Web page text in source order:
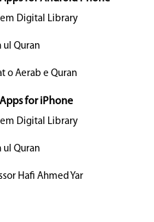
Digital Library
ul Quran
o Aerab e Quran
for iPhone
Digital Library
ul Quran
Hafi Ahmed Yar